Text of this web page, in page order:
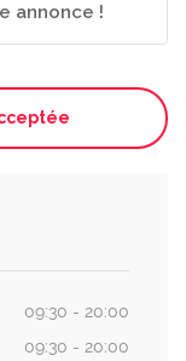
annonce !
09:30 - 20:00
09:30 - 20:00